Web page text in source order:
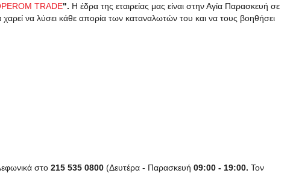
TRADE". Η έδρα της εταιρείας μας είναι στην Αγία Παρασκευή σε
να λύσει κάθε απορία των καταναλωτών του και να τους βοηθήσει
στο 215 535 0800 (Δευτέρα - Παρασκευή 09:00 - 19:00. Τον